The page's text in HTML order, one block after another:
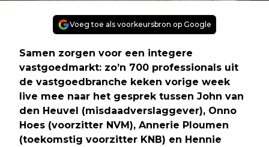
Voeg toe als voorkeursbron op Google
Samen zorgen voor een integere
vastgoedmarkt: zo’n 700 professionals uit
de vastgoedbranche keken vorige week
live mee naar het gesprek tussen John van
den Heuvel (misdaadverslaggever), Onno
Hoes (voorzitter NVM), Annerie Ploumen
(toekomstig voorzitter KNB) en Hennie